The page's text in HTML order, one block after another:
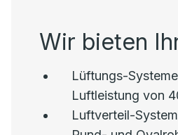
Wir bieten
Lüftungs-
Luftleistung von
Luftverteil-